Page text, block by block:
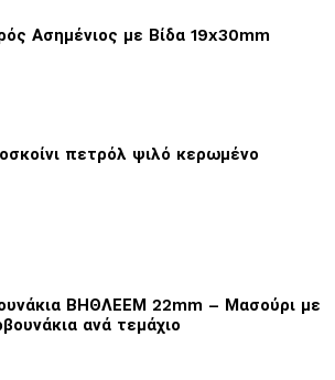
Ασημένιος με Βίδα 19x30mm
πετρόλ ψιλό κερωμένο
ΒΗΘΛΕΕΜ 22mm – Μασούρι με
ανά τεμάχιο